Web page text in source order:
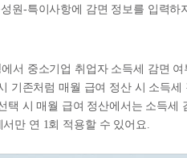
원-특이사항에 감면 정보를 입력하
에서 중소기업 취업자 소득세 감면 여
기존처럼 매월 급여 정산 시 소득세
택 시 매월 급여 정산에서는 소득세
만 연 1회 적용할 수 있어요.